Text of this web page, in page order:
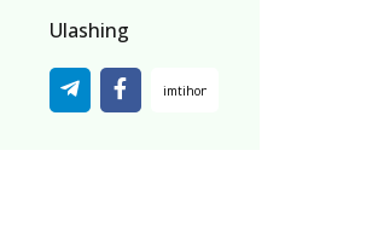
Ulashing